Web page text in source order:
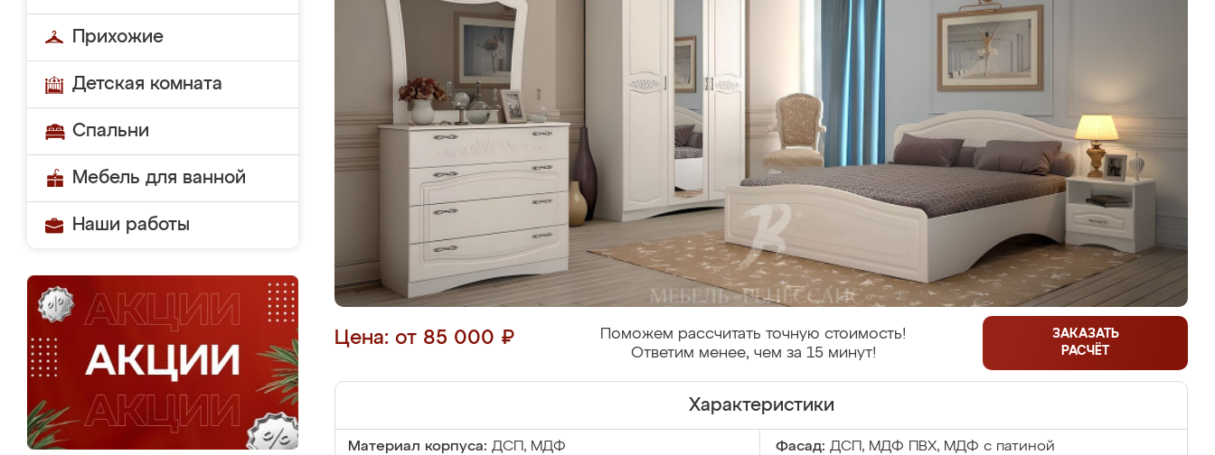
Прихожие
Детская комната
Спальни
Мебель для ванной
Наши работы
Цена: от 85 000 ₽
Поможем рассчитать точную стоимость!
Ответим менее, чем за 15 минут!
ЗАКАЗАТЬ
РАСЧЁТ
Характеристики
Материал корпуса: ДСП, МДФ Фасад: ДСП, МДФ ПВХ, МДФ с патиной